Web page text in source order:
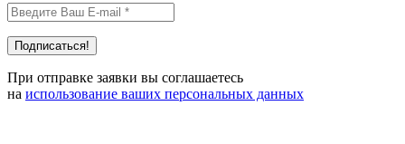
При отправке заявки вы соглашаетесь
на использование ваших персональных данных